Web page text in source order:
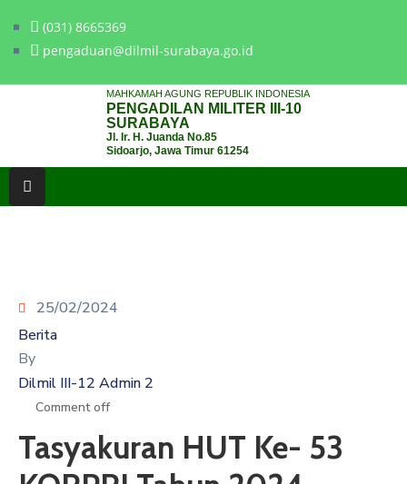
(031) 8665369
pengaduan@dilmil-surabaya.go.id
MAHKAMAH AGUNG REPUBLIK INDONESIA
PENGADILAN MILITER III-10
SURABAYA
Jl. Ir. H. Juanda No.85
Sidoarjo, Jawa Timur 61254
LAYANAN
HUKUM
PPID
KINERJA
RB
GALERI
25/02/2024
Berita
By
Dilmil III-12 Admin 2
Comment off
Tasyakuran HUT Ke- 53